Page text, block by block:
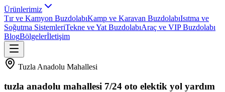
Ürünlerimiz
Tır ve Kamyon BuzdolabıKamp ve Karavan BuzdolabıIsıtma ve
Soğutma SistemleriTekne ve Yat BuzdolabıAraç ve VIP Buzdolabı
BlogBölgelerİletişim
Tuzla Anadolu Mahallesi
tuzla anadolu mahallesi 7/24 oto elektik yol yardım